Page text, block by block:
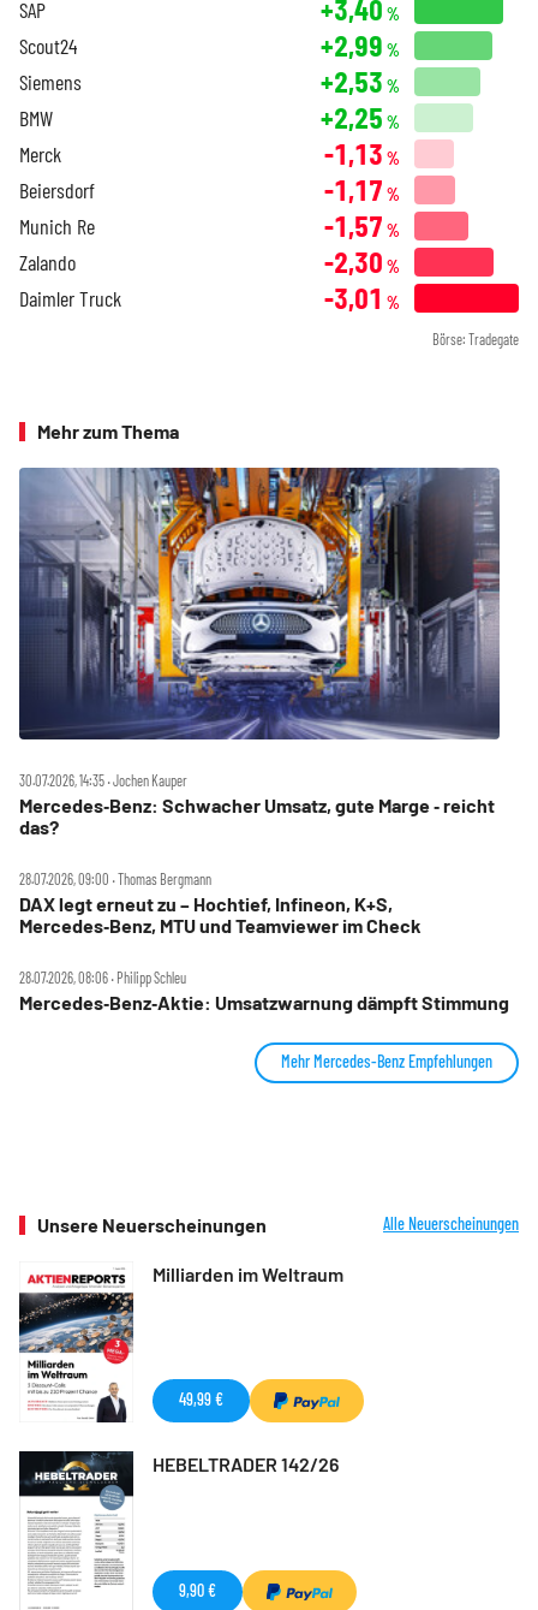
SAP +3,40 %
Scout24 +2,99 %
Siemens +2,53 %
BMW +2,25 %
Merck -1,13 %
Beiersdorf -1,17 %
Munich Re -1,57 %
Zalando -2,30 %
Daimler Truck -3,01 %
Börse: Tradegate
Mehr zum Thema
30.07.2026, 14:35 ‧ Jochen Kauper
Mercedes‑Benz: Schwacher Umsatz, gute Marge ‑ reicht
das?
28.07.2026, 09:00 ‧ Thomas Bergmann
DAX legt erneut zu – Hochtief, Infineon, K+S,
Mercedes‑Benz, MTU und Teamviewer im Check
28.07.2026, 08:06 ‧ Philipp Schleu
Mercedes‑Benz‑Aktie: Umsatzwarnung dämpft Stimmung
Mehr Mercedes-Benz Empfehlungen
Unsere Neuerscheinungen Alle Neuerscheinungen
Milliarden im Weltraum
49,99 €
HEBELTRADER 142/26
9,90 €